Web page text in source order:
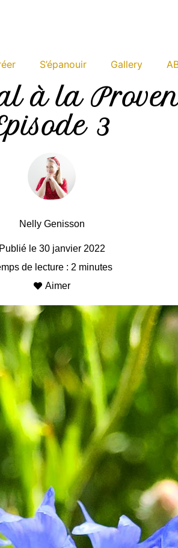
S’épanouir Gallery
à la
3
Nelly Genisson
Publié le 30 janvier 2022
de lecture : 2 minutes
Aimer